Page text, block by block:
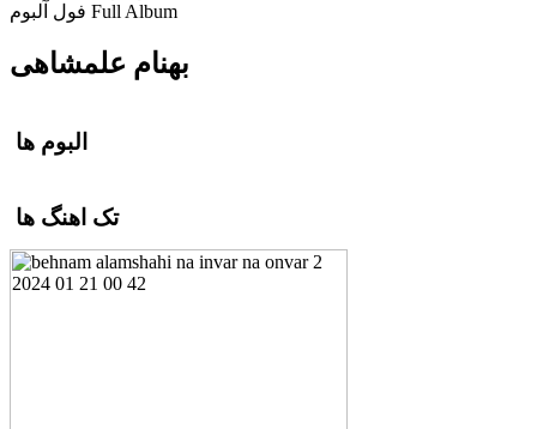
Full Album
بهنام علمشاهی
البوم ها
تک اهنگ ها